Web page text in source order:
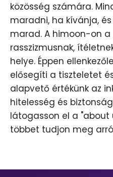
közösség számára.
maradni, ha kívánja,
marad. A himoon-on a
rasszizmusnak,
helye. Éppen
elősegíti a tiszteletet
alapvető értékünk az
hitelesség és
látogasson el a "about
többet tudjon meg